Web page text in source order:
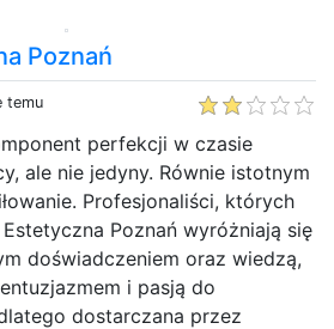
Poznań
temu
perfekcji w czasie
ale nie jedyny. Równie istotnym
Profesjonaliści, których
Poznań wyróżniają się
doświadczeniem oraz wiedzą,
i pasją do
dostarczana przez